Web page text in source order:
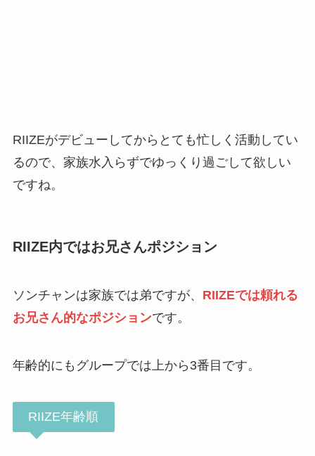
RIIZEがデビューしてからとても忙しく活動してい
るので、家族水入らずでゆっくり過ごして欲しい
ですね。
RIIZE内ではお兄さんポジション
ソンチャンは家族では弟ですが、 RIIZEでは頼れる
お兄さん的なポジションです。
年齢的にもグループでは上から3番目です。
RIIZE年齢順